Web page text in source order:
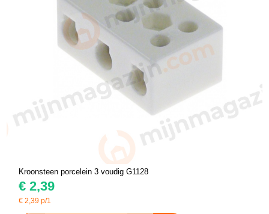
Kroonsteen porcelein 3 voudig G1128
€ 2,39
€2,39 p/1